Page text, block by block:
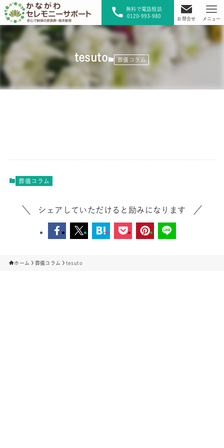
無料で電話相談
0120-993-980
お問合せ メニュー
tesuto 葬儀コラム
葬儀コラム
シェアしていただけると励みになります
ホーム 葬儀コラム tesuto